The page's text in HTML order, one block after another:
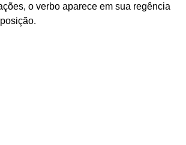
o verbo aparece em sua regência